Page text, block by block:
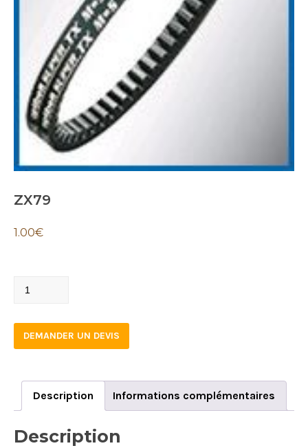
ZX79
1.00€
ZX79
DEMANDER UN DEVIS
Description Informations complémentaires
Description